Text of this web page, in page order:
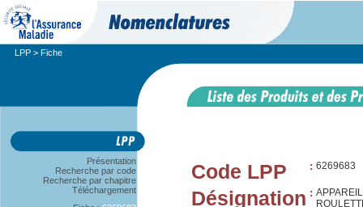
LPP > Fiche
Présentation
Recherche par code
Recherche par chapitre
Téléchargement
Code LPP : 6269683
Désignation :